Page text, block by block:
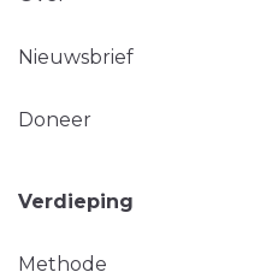
Nieuwsbrief
Doneer
Verdieping
Methode